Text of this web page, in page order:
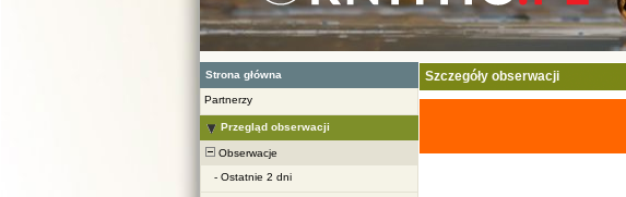
Strona główna
Partnerzy
Przegląd obserwacji
Obserwacje
- Ostatnie 2 dni
Szczegóły obserwacji